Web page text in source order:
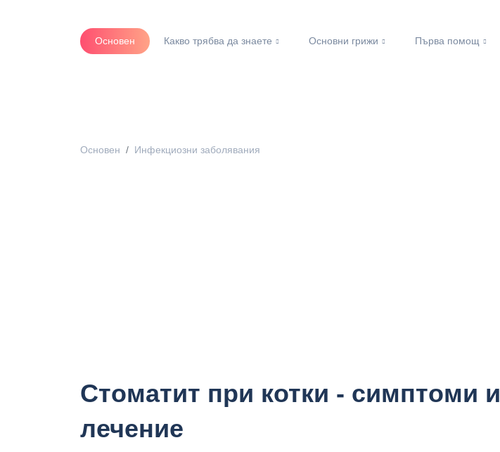
Основен Какво трябва да знаете Основни грижи Първа помощ
Основен Инфекциозни заболявания
Стоматит при котки - симптоми и
лечение